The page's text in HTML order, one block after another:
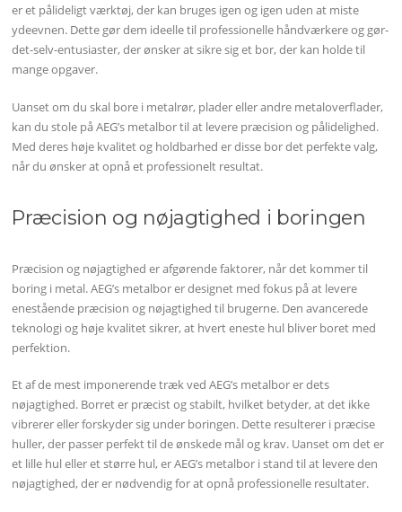
er et pålideligt værktøj, der kan bruges igen og igen uden at miste
ydeevnen. Dette gør dem ideelle til professionelle håndværkere og gør-
det-selv-entusiaster, der ønsker at sikre sig et bor, der kan holde til
mange opgaver.
Uanset om du skal bore i metalrør, plader eller andre metaloverflader,
kan du stole på AEG’s metalbor til at levere præcision og pålidelighed.
Med deres høje kvalitet og holdbarhed er disse bor det perfekte valg,
når du ønsker at opnå et professionelt resultat.
Præcision og nøjagtighed i boringen
Præcision og nøjagtighed er afgørende faktorer, når det kommer til
boring i metal. AEG’s metalbor er designet med fokus på at levere
enestående præcision og nøjagtighed til brugerne. Den avancerede
teknologi og høje kvalitet sikrer, at hvert eneste hul bliver boret med
perfektion.
Et af de mest imponerende træk ved AEG’s metalbor er dets
nøjagtighed. Borret er præcist og stabilt, hvilket betyder, at det ikke
vibrerer eller forskyder sig under boringen. Dette resulterer i præcise
huller, der passer perfekt til de ønskede mål og krav. Uanset om det er
et lille hul eller et større hul, er AEG’s metalbor i stand til at levere den
nøjagtighed, der er nødvendig for at opnå professionelle resultater.